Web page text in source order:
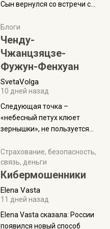
Сын вернулся со встречи с
уже, как демобилизовались,
а продолжают встречаться
почти каждую неделю) и с
порога сообщил: "Эйтан
разводится!" Эйтан -
мальчик из религиозной
семьи, из тех, кого называют
"вязаные кипы". С 2022-го
Блоги
Ченду-
Чжанцзяцзе-
Фужун-Фенхуан
SvetaVolga
10 дней назад
Следующая точка –
«небесный петух клюет
зернышки», не пользуется
заслужено, и чтобы попасть
на начало тропы показали
водителю карту, иначе
Пошли туда, потому что я
отзывов. По мне – сплошная
Страхование, безопасность,
связь, деньги
Кибермошенники
Elena Vasta
11 дней назад
Elena Vasta сказалa: России
появился новый способ